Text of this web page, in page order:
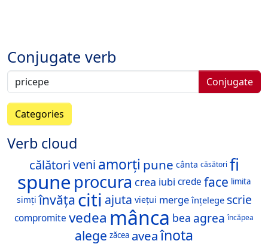
Conjugate verb
Conjugate
Categories
Verb cloud
călătoriveni amorți pune cânta căsători fi
spuneprocura crea iubi crede face limita
simți învăța citi ajuta viețui merge înțelege scrie
compromite vedea mânca bea agrea încăpea
alege zăcea aveaînota